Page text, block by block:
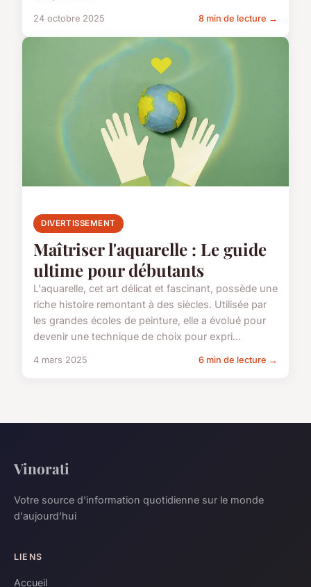
24 octobre 2025 8 min de lecture →
DIVERTISSEMENT
Maîtriser l'aquarelle : Le guide
ultime pour débutants
L'aquarelle, cet art délicat et fascinant, possède une
riche histoire remontant à des siècles. Utilisée par
les grandes écoles de peinture, elle a évolué pour
devenir une technique de choix pour expri...
4 mars 2025 6 min de lecture →
Vinorati
Votre source d'information quotidienne sur le monde
d'aujourd'hui
LIENS
Accueil